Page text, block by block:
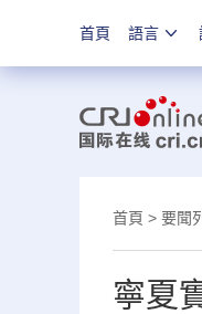
首頁 語言
首頁 > 要聞
寧夏